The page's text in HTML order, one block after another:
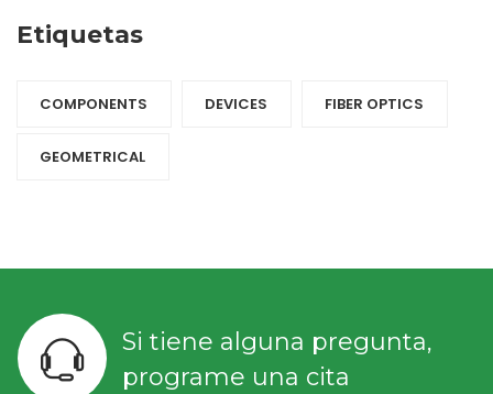
Etiquetas
COMPONENTS‎ DEVICES‎ FIBER OPTICS‎
GEOMETRICAL
Si tiene alguna pregunta,
programe una cita